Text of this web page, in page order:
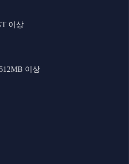
이상
이상